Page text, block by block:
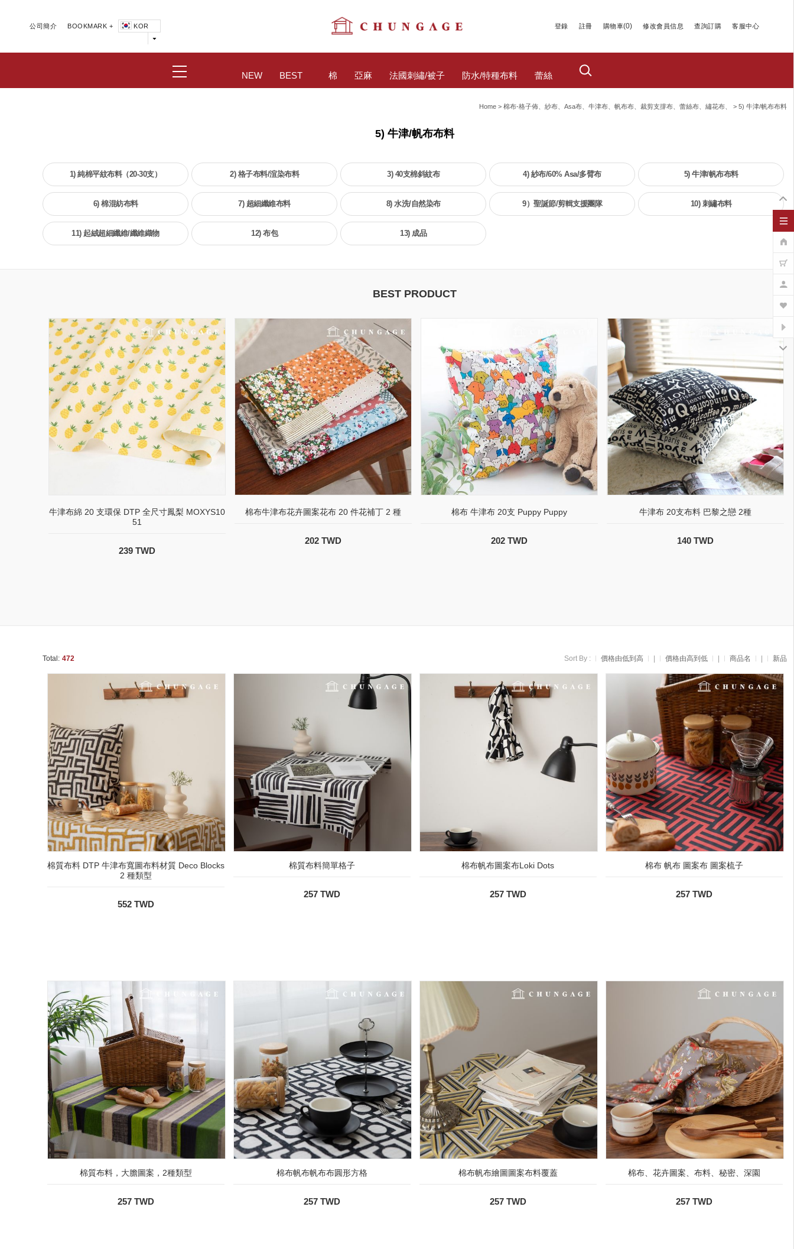
公司簡介 BOOKMARK + KOR 登錄 註冊 購物車(0) 修改會員信息 查詢訂購 客服中心
NEW BEST 棉 亞麻 法國刺繡/被子 防水/特種布料 蕾絲
Home > 棉布-格子佈、紗布、asa布、牛津布、帆布布、裁剪支撐布、蕾絲布、繡花布、 > 5) 牛津/帆布布料
5) 牛津/帆布布料
1) 純棉平紋布料（20-30支） 2) 格子布料/渲染布料 3) 40支棉斜紋布 4) 紗布/60% Asa/多臂布 5) 牛津/帆布布料
6) 棉混紡布料 7) 超細纖維布料 8) 水洗/自然染布 9）聖誕節/剪輯支援團隊 10) 刺繡布料
11) 起絨超細纖維/纖維織物 12) 布包 13) 成品
BEST PRODUCT
牛津布綿 20 支環保 DTP 全尺寸鳳梨 MOXYS10
51
239 TWD
棉布牛津布花卉圖案花布 20 件花補丁 2 種
202 TWD
棉布 牛津布 20支 Puppy Puppy
202 TWD
牛津布 20支布料 巴黎之戀 2種
140 TWD
Total: 472 Sort By : 價格由低到高 價格由高到低 商品名 新品
棉質布料 DTP 牛津布寬圖布料材質 Deco Blocks
2 種類型
552 TWD
棉質布料簡單格子
257 TWD
棉布帆布圖案布Loki Dots
257 TWD
棉布 帆布 圖案布 圖案梳子
257 TWD
棉質布料，大膽圖案，2種類型
257 TWD
棉布帆布帆布布圓形方格
257 TWD
棉布帆布繪圖圖案布料覆蓋
257 TWD
棉布、花卉圖案、布料、秘密、深園
257 TWD